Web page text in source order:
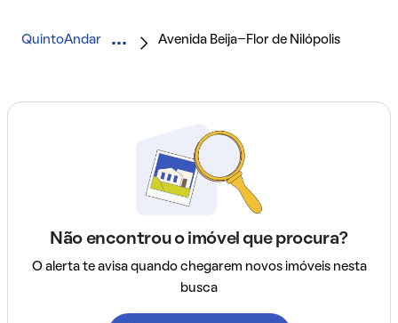
QuintoAndar Avenida Beija-Flor de Nilópolis
Não encontrou o imóvel que procura?
O alerta te avisa quando chegarem novos imóveis nesta
busca